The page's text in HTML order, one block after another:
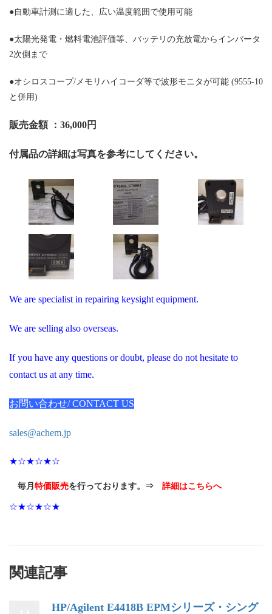
●自動車計測に適した、広い温度範囲で使用可能
●太陽光発電・燃料電池評価等、バッテリの充放電からインバータ
2次側まで
●オシロスコープ/メモリハイコーダ等で波形モニタが可能 (9555-10
と併用)
販売金額 ：36,000円
付属品の詳細は写真を参考にしてください。
We are specialist in repairing keysight equipment.
We are selling also overseas.
If you have any questions or doubt, please do not hesitate to
contact us at any time.
お問い合わせ/ CONTACT US
sales@achem.jp
★☆★☆★☆
毎月 特価販売を行っております。⇒ 詳細はこちらへ
☆★☆★☆★
関連記事
HP/Agilent E4418B EPMシリーズ・シング